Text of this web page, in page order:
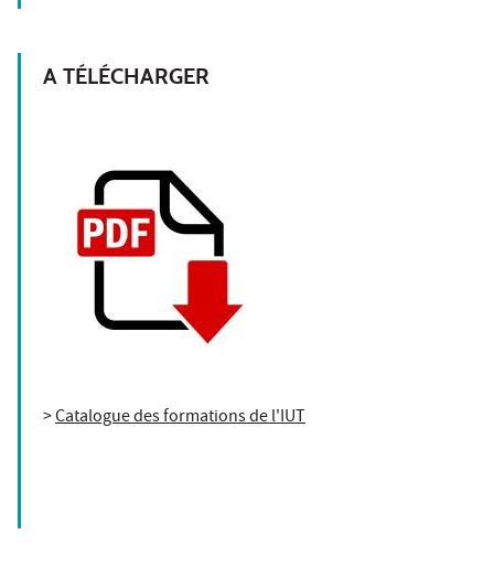
A TÉLÉCHARGER
>Catalogue des formations de l'IUT